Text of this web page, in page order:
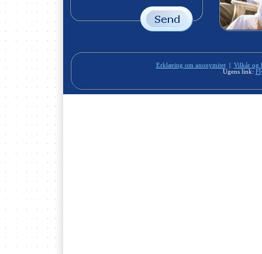
Erklæring om anonymitet| Vilkår og
Ugens link: